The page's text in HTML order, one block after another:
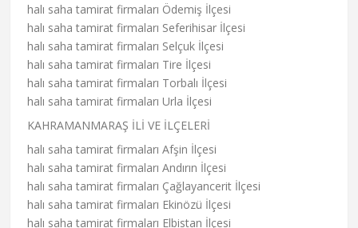
halı saha tamirat firmaları Ödemiş İlçesi
halı saha tamirat firmaları Seferihisar İlçesi
halı saha tamirat firmaları Selçuk İlçesi
halı saha tamirat firmaları Tire İlçesi
halı saha tamirat firmaları Torbalı İlçesi
halı saha tamirat firmaları Urla İlçesi
KAHRAMANMARAŞ İLİ VE İLÇELERİ
halı saha tamirat firmaları Afşin İlçesi
halı saha tamirat firmaları Andırın İlçesi
halı saha tamirat firmaları Çağlayancerit İlçesi
halı saha tamirat firmaları Ekinözü İlçesi
halı saha tamirat firmaları Elbistan İlçesi